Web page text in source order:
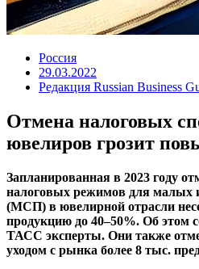
Россия
29.03.2022
Редакция Russian Business
Отмена налоговых
ювелиров грозит
Запланированная в 2023 году
налоговых режимов для малых
(МСП) в ювелирной отрасли
продукцию до 40–50%. Об этом
ТАСС эксперты. Они также
уходом с рынка более 8 тыс.